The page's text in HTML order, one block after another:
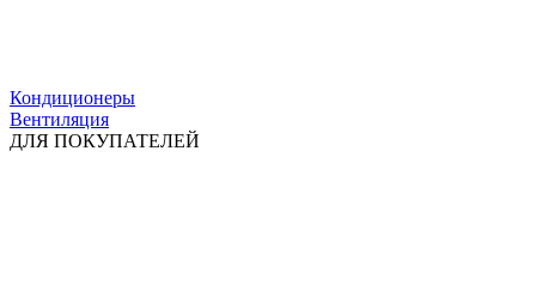
Кондиционеры
Вентиляция
ДЛЯ ПОКУПАТЕЛЕЙ